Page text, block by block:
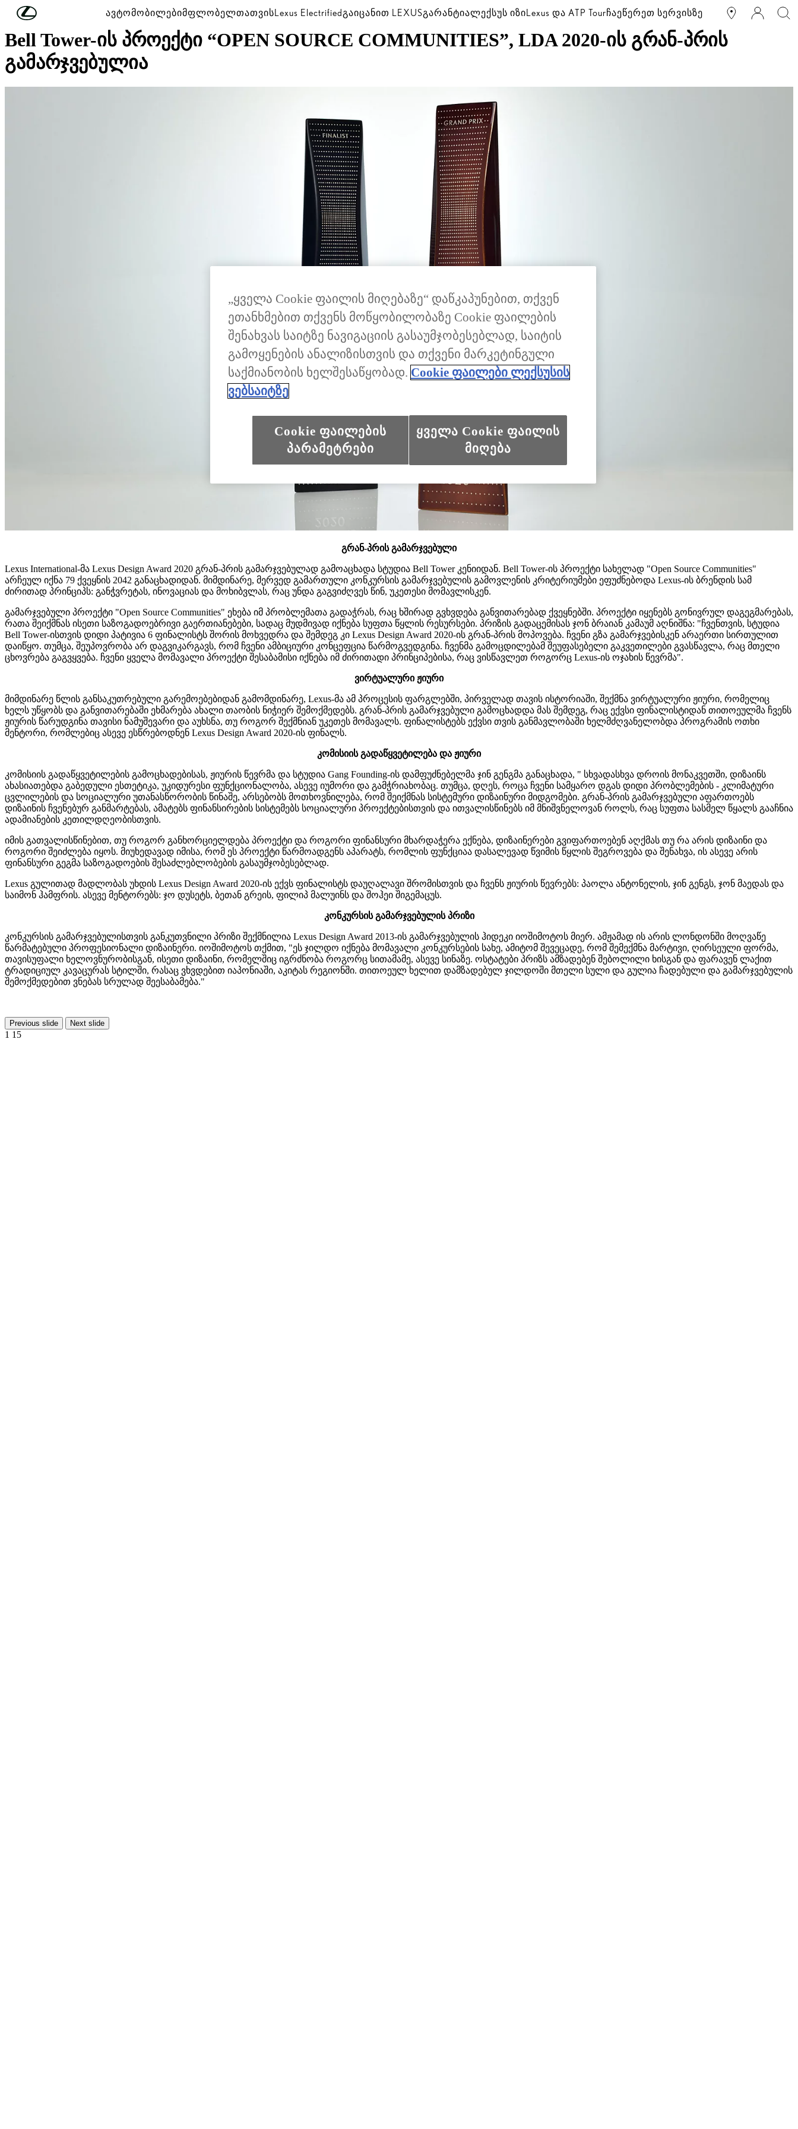
მთავარ კონტენტზე გადასვლა(დააჭირეთ შესვლას)
ავტომობილებიმფლობელთათვისLexus Electrifiedგაიცანით LEXUSგარანტიალექსუს იზიLexus და ATP Tourჩაეწერეთ სერვისზე
Bell Tower-ის პროექტი “OPEN SOURCE COMMUNITIES”, LDA 2020-ის გრან-პრის
გამარჯვებულია
გრან-პრის გამარჯვებული
Lexus International-მა Lexus Design Award 2020 გრან-პრის გამარჯვებულად გამოაცხადა სტუდია Bell Tower კენიიდან. Bell Tower-ის პროექტი სახელად "Open Source Communities"
არჩეულ იქნა 79 ქვეყნის 2042 განაცხადიდან. მიმდინარე, მერვედ გამართული კონკურსის გამარჯვებულის გამოვლენის კრიტერიუმები ეფუძნებოდა Lexus-ის ბრენდის სამ
ძირითად პრინციპს: განჭვრეტას, ინოვაციას და მოხიბვლას, რაც უნდა გაგვიძღვეს წინ, უკეთესი მომავლისკენ.
გამარჯვებული პროექტი "Open Source Communities" ეხება იმ პრობლემათა გადაჭრას, რაც ხშირად გვხვდება განვითარებად ქვეყნებში. პროექტი იყენებს გონივრულ დაგეგმარებას,
რათა შეიქმნას ისეთი საზოგადოებრივი გაერთიანებები, სადაც მუდმივად იქნება სუფთა წყლის რესურსები. პრიზის გადაცემისას ჯონ ბრაიან კამაუმ აღნიშნა: "ჩვენთვის, სტუდია
Bell Tower-ისთვის დიდი პატივია 6 ფინალისტს შორის მოხვედრა და შემდეგ კი Lexus Design Award 2020-ის გრან-პრის მოპოვება. ჩვენი გზა გამარჯვებისკენ არაერთი სირთულით
დაიწყო. თუმცა, შეუპოვრობა არ დაგვიკარგავს, რომ ჩვენი ამბიციური კონცეფცია წარმოგვედგინა. ჩვენმა გამოცდილებამ შეუფასებელი გაკვეთილები გვასწავლა, რაც მთელი
ცხოვრება გაგვყვება. ჩვენი ყველა მომავალი პროექტი შესაბამისი იქნება იმ ძირითადი პრინციპებისა, რაც ვისწავლეთ როგორც Lexus-ის ოჯახის წევრმა".
ვირტუალური ჟიური
მიმდინარე წლის განსაკუთრებული გარემოებებიდან გამომდინარე, Lexus-მა ამ პროცესის ფარგლებში, პირველად თავის ისტორიაში, შექმნა ვირტუალური ჟიური, რომელიც
ხელს უწყობს და განვითარებაში ეხმარება ახალი თაობის ნიჭიერ შემოქმედებს. გრან-პრის გამარჯვებული გამოცხადდა მას შემდეგ, რაც ექვსი ფინალისტიდან თითოეულმა ჩვენს
ჟიურის წარუდგინა თავისი ნამუშევარი და აუხსნა, თუ როგორ შექმნიან უკეთეს მომავალს. ფინალისტებს ექვსი თვის განმავლობაში ხელმძღვანელობდა პროგრამის ოთხი
მენტორი, რომლებიც ასევე ესწრებოდნენ Lexus Design Award 2020-ის ფინალს.
კომისიის გადაწყვეტილება და ჟიური
კომისიის გადაწყვეტილების გამოცხადებისას, ჟიურის წევრმა და სტუდია Gang Founding-ის დამფუძნებელმა ჯინ გენგმა განაცხადა, " სხვადასხვა დროის მონაკვეთში, დიზაინს
ახასიათებდა გაბედული ესთეტიკა, უკიდურესი ფუნქციონალობა, ასევე იუმორი და გამჭრიახობაც. თუმცა, დღეს, როცა ჩვენი სამყარო დგას დიდი პრობლემების - კლიმატური
ცვლილების და სოციალური უთანასწორობის წინაშე, არსებობს მოთხოვნილება, რომ შეიქმნას სისტემური დიზაინური მიდგომები. გრან-პრის გამარჯვებული აფართოებს
დიზაინის ჩვენებურ განმარტებას, ამატებს ფინანსირების სისტემებს სოციალური პროექტებისთვის და ითვალისწინებს იმ მნიშვნელოვან როლს, რაც სუფთა სასმელ წყალს გააჩნია
ადამიანების კეთილდღეობისთვის.
იმის გათვალისწინებით, თუ როგორ განხორციელდება პროექტი და როგორი ფინანსური მხარდაჭერა ექნება, დიზაინერები გვიფართოებენ აღქმას თუ რა არის დიზაინი და
როგორი შეიძლება იყოს. მიუხედავად იმისა, რომ ეს პროექტი წარმოადგენს აპარატს, რომლის ფუნქციაა დასალევად წვიმის წყლის შეგროვება და შენახვა, ის ასევე არის
ფინანსური გეგმა საზოგადოების შესაძლებლობების გასაუმჯობესებლად.
Lexus გულითად მადლობას უხდის Lexus Design Award 2020-ის ექვს ფინალისტს დაუღალავი შრომისთვის და ჩვენს ჟიურის წევრებს: პაოლა ანტონელის, ჯინ გენგს, ჯონ მაედას და
საიმონ ჰამფრის. ასევე მენტორებს: ჯო დუსეტს, ბეთან გრეის, ფილიპ მალუინს და შოჰეი შიგემაცუს.
კონკურსის გამარჯვებულის პრიზი
კონკურსის გამარჯვებულისთვის განკუთვნილი პრიზი შექმნილია Lexus Design Award 2013-ის გამარჯვებულის ჰიდეკი იოშიმოტოს მიერ. ამჟამად ის არის ლონდონში მოღვაწე
წარმატებული პროფესიონალი დიზაინერი. იოშიმოტოს თქმით, "ეს ჯილდო იქნება მომავალი კონკურსების სახე, ამიტომ შევეცადე, რომ შემექმნა მარტივი, ღირსეული ფორმა,
თავისუფალი ხელოვნურობისგან, ისეთი დიზაინი, რომელშიც იგრძნობა როგორც სითამამე, ასევე სინაზე. ოსტატები პრიზს ამზადებენ შებოლილი ხისგან და ფარავენ ლაქით
ტრადიციულ კავაცურას სტილში, რასაც ვხვდებით იაპონიაში, აკიტას რეგიონში. თითოეულ ხელით დამზადებულ ჯილდოში მთელი სული და გულია ჩადებული და გამარჯვებულის
შემოქმედებით ვნებას სრულად შეესაბამება."
Previous slide Next slide
1 15
„ყველა Cookie ფაილის მიღებაზე“ დაწკაპუნებით, თქვენ
ეთანხმებით თქვენს მოწყობილობაზე Cookie ფაილების
შენახვას საიტზე ნავიგაციის გასაუმჯობესებლად, საიტის
გამოყენების ანალიზისთვის და თქვენი მარკეტინგული
საქმიანობის ხელშესაწყობად. Cookie ფაილები ლექსუსის
ვებსაიტზე
Cookie ფაილების
პარამეტრები
ყველა Cookie ფაილის
მიღება